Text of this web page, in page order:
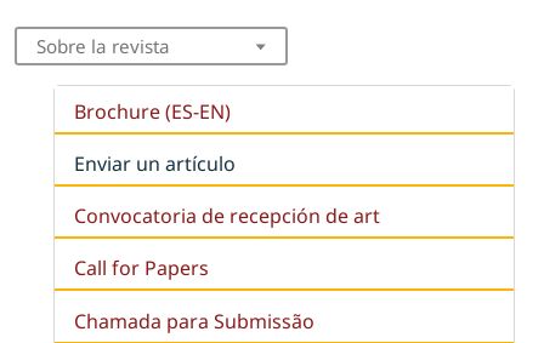
Sobre la revista
Brochure (ES-EN)
Enviar un artículo
Convocatoria de recepción de art
Call for Papers
Chamada para Submissão